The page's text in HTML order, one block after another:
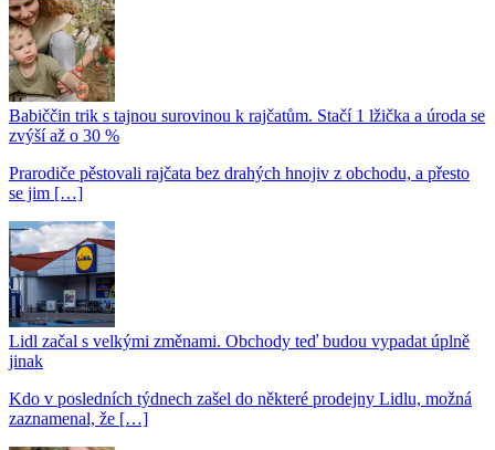
Babiččin trik s tajnou surovinou k rajčatům. Stačí 1 lžička a úroda se
zvýší až o 30 %
Prarodiče pěstovali rajčata bez drahých hnojiv z obchodu, a přesto
se jim […]
Lidl začal s velkými změnami. Obchody teď budou vypadat úplně
jinak
Kdo v posledních týdnech zašel do některé prodejny Lidlu, možná
zaznamenal, že […]